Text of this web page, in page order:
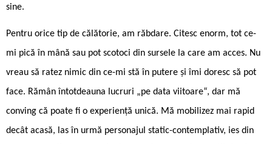
sine.
Pentru orice tip de călătorie, am răbdare. Citesc enorm, tot ce-
mi pică în mână sau pot scotoci din sursele la care am acces. Nu
vreau să ratez nimic din ce-mi stă în putere și îmi doresc să pot
face. Rămân întotdeauna lucruri „pe data viitoare“, dar mă
conving că poate fi o experiență unică. Mă mobilizez mai rapid
decât acasă, las în urmă personajul static-contemplativ, ies din